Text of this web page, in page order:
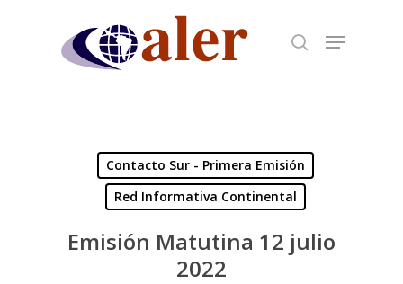
Contacto Sur - Primera Emisión
Red Informativa Continental
Emisión Matutina 12 julio
2022